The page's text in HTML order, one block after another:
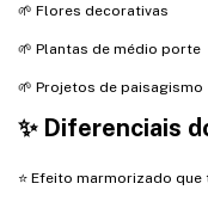
🌱 Flores decorativas
🌱 Plantas de médio porte
🌱 Projetos de paisagismo
✨ Diferenciais
⭐ Efeito marmorizado